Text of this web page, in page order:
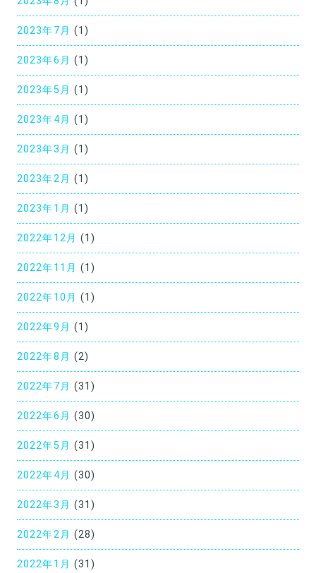
2023年7月 (1)
2023年6月 (1)
2023年5月 (1)
2023年4月 (1)
2023年3月 (1)
2023年2月 (1)
2023年1月 (1)
2022年12月 (1)
2022年11月 (1)
2022年10月 (1)
2022年9月 (1)
2022年8月 (2)
2022年7月 (31)
2022年6月 (30)
2022年5月 (31)
2022年4月 (30)
2022年3月 (31)
2022年2月 (28)
2022年1月 (31)